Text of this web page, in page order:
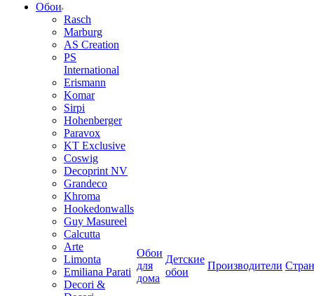
Обои
Rasch
Marburg
AS Creation
PS
International
Erismann
Komar
Sirpi
Hohenberger
Paravox
KT Exclusive
Coswig
Decoprint NV
Grandeco
Khroma
Hookedonwalls
Guy Masureel
Calcutta
Arte
Limonta
Emiliana Parati
Decori &
Обои
для
дома
Детские
обои
Производители